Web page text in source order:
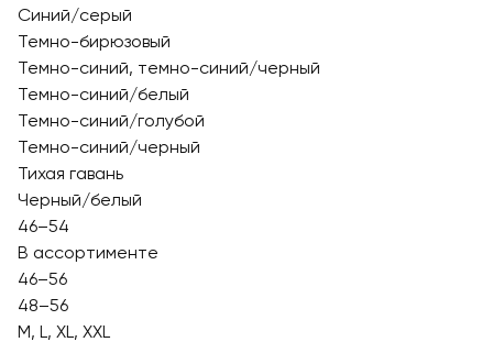
Синий/серый
Темно-бирюзовый
Темно-синий, темно-синий/черный
Темно-синий/белый
Темно-синий/голубой
Темно-синий/черный
Тихая гавань
Черный/белый
46–54
В ассортименте
46–56
48–56
M, L, XL, XXL